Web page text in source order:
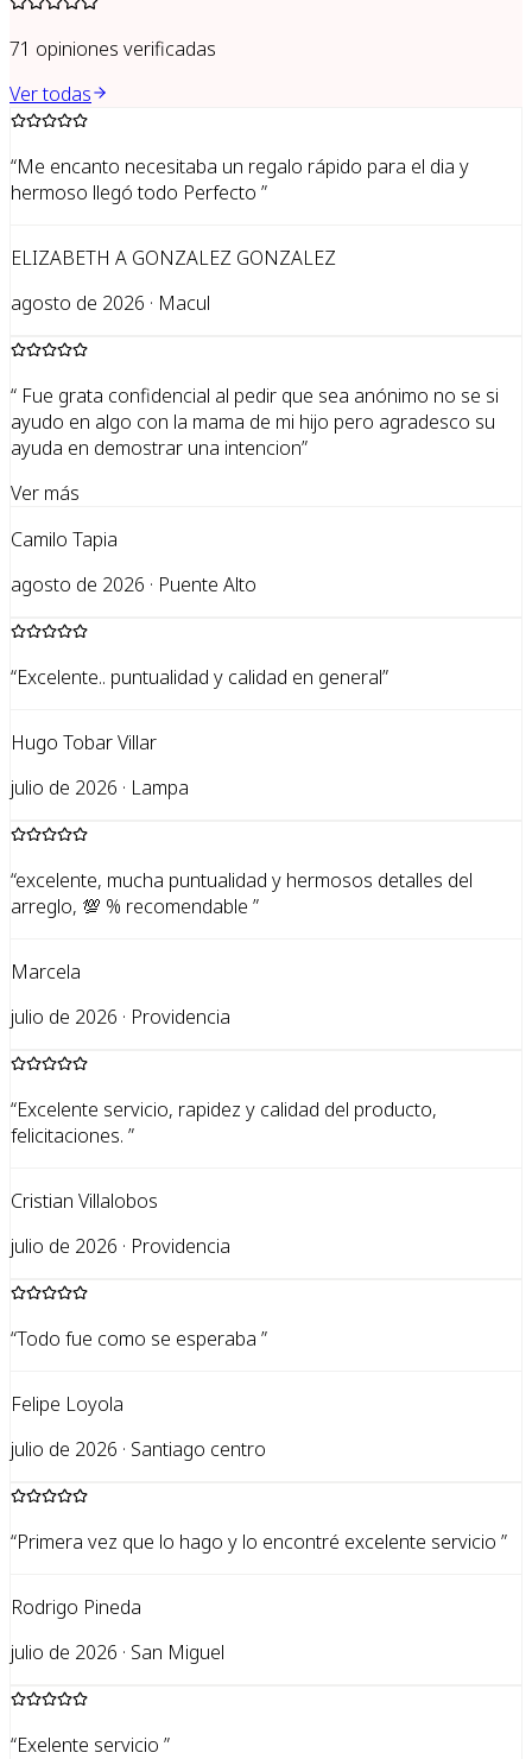
71 opiniones verificadas
Ver todas
“Me encanto necesitaba un regalo rápido para el dia y
hermoso llegó todo Perfecto ”
ELIZABETH A GONZALEZ GONZALEZ
agosto de 2026 · Macul
“ Fue grata confidencial al pedir que sea anónimo no se si
ayudo en algo con la mama de mi hijo pero agradesco su
ayuda en demostrar una intencion”
Ver más
Camilo Tapia
agosto de 2026 · Puente Alto
“Excelente.. puntualidad y calidad en general”
Hugo Tobar Villar
julio de 2026 · Lampa
“excelente, mucha puntualidad y hermosos detalles del
arreglo, 💯 % recomendable ”
Marcela
julio de 2026 · Providencia
“Excelente servicio, rapidez y calidad del producto,
felicitaciones. ”
Cristian Villalobos
julio de 2026 · Providencia
“Todo fue como se esperaba ”
Felipe Loyola
julio de 2026 · Santiago centro
“Primera vez que lo hago y lo encontré excelente servicio ”
Rodrigo Pineda
julio de 2026 · San Miguel
“Exelente servicio ”